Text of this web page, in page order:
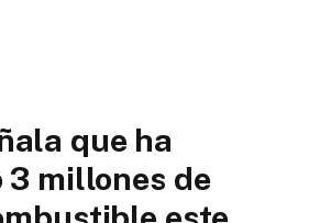
que ha
millones de